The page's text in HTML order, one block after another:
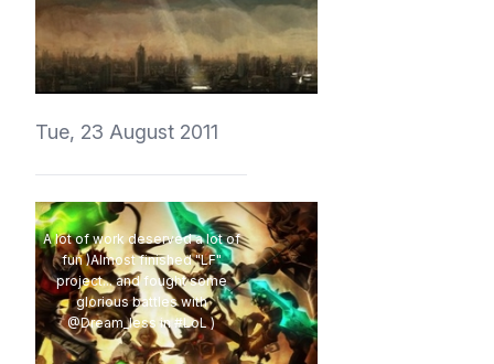
vedmich
Tue, 23 August 2011
A lot of work deserved a lot of
fun )Almost finished "LF"
project... and fought some
glorious battles with
@Dream_less in #LoL )